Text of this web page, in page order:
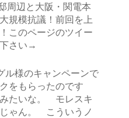
周辺と大阪・関電本
規模抗議！前回を上
このページのツイー
さい→
ル様のキャンペーンで
をもらったのです
たいな。 モレスキ
ゃん。 こういうノ